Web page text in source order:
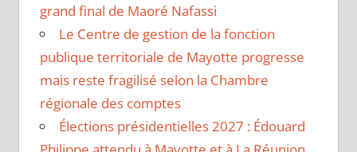
grand final de Maoré Nafassi
Le Centre de gestion de la fonction
publique territoriale de Mayotte progresse
mais reste fragilisé selon la Chambre
régionale des comptes
Élections présidentielles 2027 : Édouard